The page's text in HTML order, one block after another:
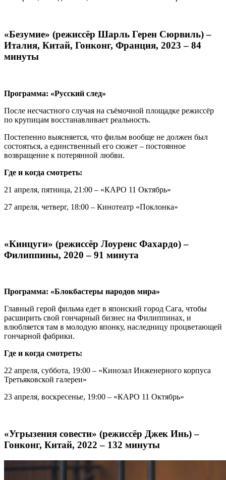
«Безумие» (режиссёр Шарль Герен Сюрвиль) –
Италия, Китай, Гонконг, Франция, 2023 – 84
минуты
Программа: «Русский след»
После несчастного случая на съёмочной площадке режиссёр
по крупицам восстанавливает реальность.
Постепенно выясняется, что фильм вообще не должен был
состояться, а единственный его сюжет – постоянное
возвращение к потерянной любви.
Где и когда смотреть:
21 апреля, пятница, 21:00 – «КАРО 11 Октябрь»
27 апреля, четверг, 18:00 – Кинотеатр «Поклонка»
«Кинцуги» (режиссёр Лоуренс Фахардо) –
Филиппины, 2020 – 91 минута
Программа: «Блокбастеры народов мира»
Главный герой фильма едет в японский город Сага, чтобы
расширить свой гончарный бизнес на Филиппинах, и
влюбляется там в молодую японку, наследницу процветающей
гончарной фабрики.
Где и когда смотреть:
22 апреля, суббота, 19:00 – «Кинозал Инженерного корпуса
Третьяковской галереи»
23 апреля, воскресенье, 19:00 – «КАРО 11 Октябрь»
«Угрызения совести» (режиссёр Джек Инь) –
Гонконг, Китай, 2022 – 132 минуты